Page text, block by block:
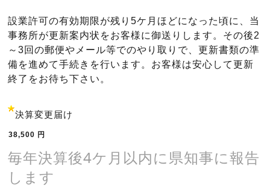
設業許可の有効期限が残り5ケ月ほどになった頃に、当
事務所が更新案内状をお客様に御送りします。その後2
～3回の郵便やメール等でのやり取りで、更新書類の準
備を進めて手続きを行います。お客様は安心して更新
終了をお待ち下さい。
決算変更届け
38,500 円
毎年決算後4ケ月以内に県知事に報告
します